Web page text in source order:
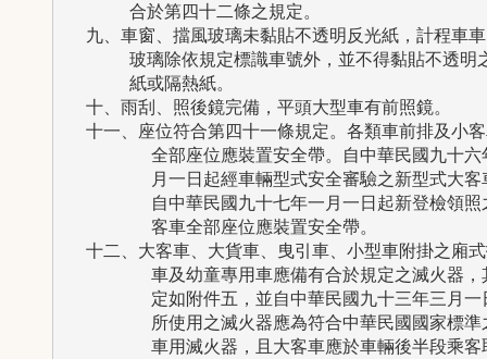
      合於第四十二條之規定。
九、車窗、擋風玻璃未黏貼不透明反光紙，計程車
玻璃除依規定標識車號外，並不得黏貼不透明
      紙或隔熱紙。
  十、雨刮、照後鏡完備，平頭大型車有前照鏡。
十一、座位符合第四十一條規定。各類車前排及小
全部座位應裝置安全帶。自中華民國九十六
月一日起經車輛型式安全審驗之新型式大客
自中華民國九十七年一月一日起新登檢領照
        客車全部座位應裝置安全帶。
十二、大客車、大貨車、曳引車、小型車附掛之廂
車及幼童專用車應備有合於規定之滅火器，
定如附件五，並自中華民國九十三年三月一
所使用之滅火器應為符合中華民國國家標準
車用滅火器，且大客車應於車輛後半段乘客